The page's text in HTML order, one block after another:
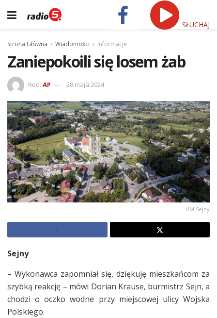
SŁUCHAJ
Strona Główna Wiadomości Informacje
Zaniepokoili się losem żab
Red. AP 28 maja 2024
UM Sejny
Sejny
– Wykonawca zapomniał się, dziękuję mieszkańcom za
szybką reakcję – mówi Dorian Krause, burmistrz Sejn, a
chodzi o oczko wodne przy miejscowej ulicy Wojska
Polskiego.